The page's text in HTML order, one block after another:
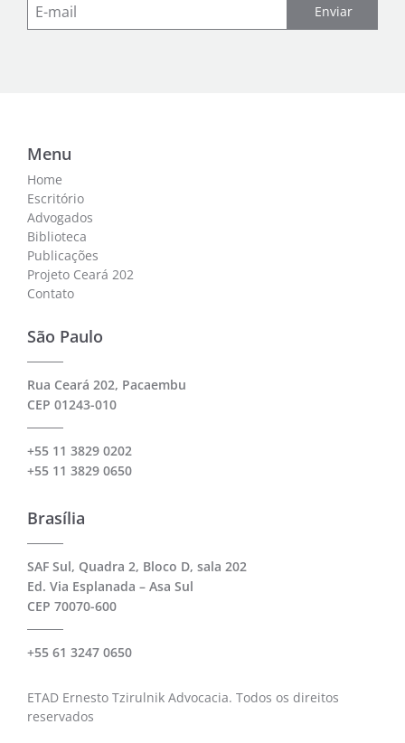
Enviar
Menu
Home
Escritório
Advogados
Biblioteca
Publicações
Projeto Ceará 202
Contato
São Paulo
Rua Ceará 202, Pacaembu
CEP 01243-010
+55 11 3829 0202
+55 11 3829 0650
Brasília
SAF Sul, Quadra 2, Bloco D, sala 202
Ed. Via Esplanada – Asa Sul
CEP 70070-600
+55 61 3247 0650
ETAD Ernesto Tzirulnik Advocacia. Todos os direitos
reservados